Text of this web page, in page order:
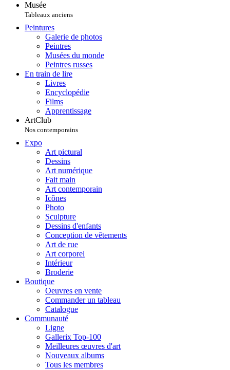
Musée
Tableaux anciens
Peintures
Galerie de photos
Peintres
Musées du monde
Peintres russes
En train de lire
Livres
Encyclopédie
Films
Apprentissage
ArtClub
Nos contemporains
Expo
Art pictural
Dessins
Art numérique
Fait main
Art contemporain
Icônes
Photo
Sculpture
Dessins d'enfants
Conception de vêtements
Art de rue
Art corporel
Intérieur
Broderie
Boutique
Oeuvres en vente
Commander un tableau
Catalogue
Communauté
Ligne
Gallerix Top-100
Meilleures œuvres d'art
Nouveaux albums
Tous les membres